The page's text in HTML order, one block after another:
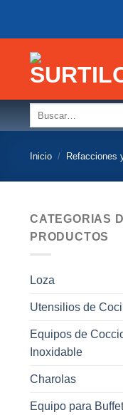
Inicio / Refacciones
CATEGORIAS
PRODUCTOS
Loza
Utensilios de
Equipos de
Inoxidable
Charolas
Equipo para